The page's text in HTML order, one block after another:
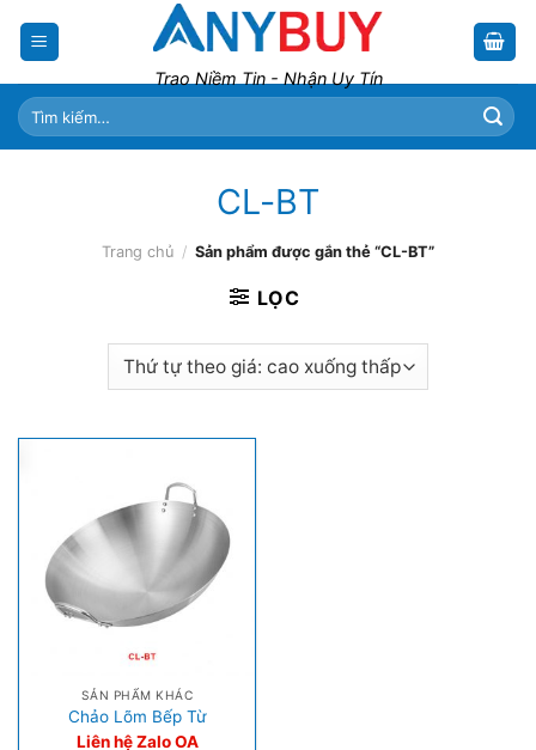
Trao Niềm Tin - Nhận Uy Tín
Tìm
kiếm:
CL-BT
Trang chủ / Sản phẩm được gắn thẻ “CL-BT”
LỌC
SẢN PHẨM KHÁC
Chảo Lõm Bếp Từ
Liên hệ Zalo OA